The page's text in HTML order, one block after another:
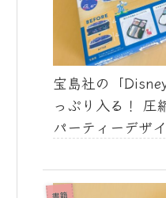
宝島社の「
っぷり入る！ 圧
パーティーデザ